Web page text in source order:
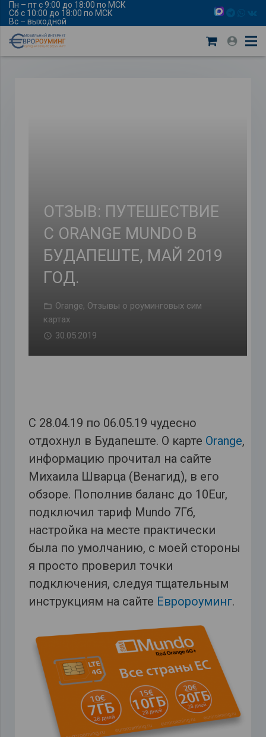
Пн – пт с 9:00 до 18:00 по МСК
Сб с 10:00 до 18:00 по МСК
Вс – выходной
ОТЗЫВ: ПУТЕШЕСТВИЕ
С ORANGE MUNDO В
БУДАПЕШТЕ, МАЙ 2019
ГОД.
Orange, Отзывы о роуминговых сим
картах
30.05.2019
С 28.04.19 по 06.05.19 чудесно
отдохнул в Будапеште. О карте Orange,
информацию прочитал на сайте
Михаила Шварца (Венагид), в его
обзоре. Пополнив баланс до 10Eur,
подключил тариф Mundo 7Гб,
настройка на месте практически
была по умолчанию, с моей стороны
я просто проверил точки
подключения, следуя тщательным
инструкциям на сайте Евророуминг.